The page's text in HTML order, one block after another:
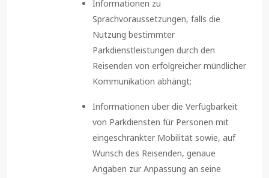
Informationen zu
Sprachvoraussetzungen, falls die
Nutzung bestimmter
Parkdienstleistungen durch den
Reisenden von erfolgreicher mündlicher
Kommunikation abhängt;
Informationen über die Verfügbarkeit
von Parkdiensten für Personen mit
eingeschränkter Mobilität sowie, auf
Wunsch des Reisenden, genaue
Angaben zur Anpassung an seine